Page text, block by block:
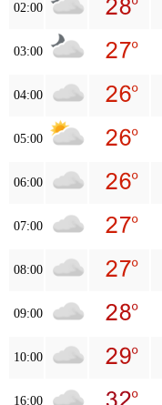
02:00
03:00
04:00
05:00
06:00
07:00
08:00
09:00
10:00
16:00